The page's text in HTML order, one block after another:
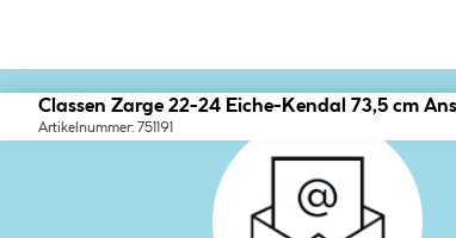
Classen Zarge 22-24 Eiche-Kendal 73,5 cm
Artikelnummer: 751191